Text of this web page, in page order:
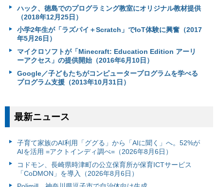
ハック、徳島でのプログラミング教室にオリジナル教材提供
（2018年12月25日）
小学2年生が「ラズパイ＋Scratch」でIoT体験に興奮（2017
年5月26日）
マイクロソフトが「Minecraft: Education Edition アーリ
ーアクセス」の提供開始（2016年6月10日）
Google／子どもたちがコンピュータープログラムを学べる
プログラム支援（2013年10月31日）
最新ニュース
子育て家族のAI利用「ググる」から「AIに聞く」へ。52%が
AIを活用 =アクトインディ調べ=（2026年8月6日）
コドモン、長崎県時津町の公立保育所が保育ICTサービス
「CoDMON」を導入（2026年8月6日）